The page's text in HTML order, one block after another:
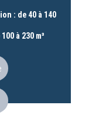
: de 40 à 140
à 230 m³